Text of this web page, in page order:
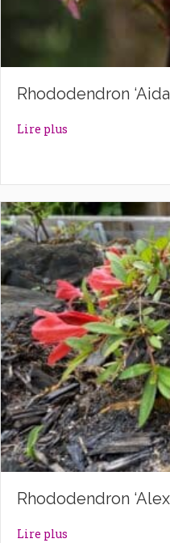
Rhododendron
Lire plus
Rhododendron
Lire plus